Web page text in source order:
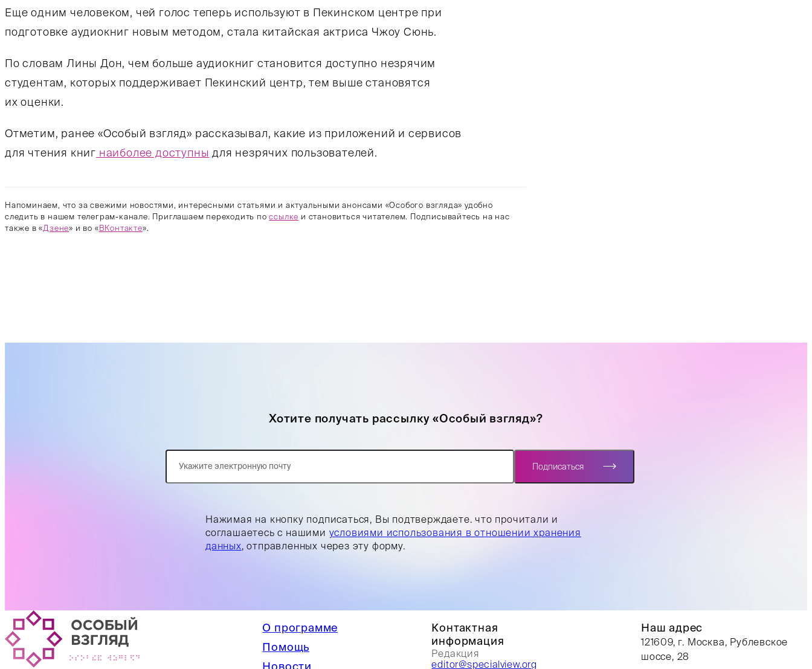
Еще одним человеком, чей голос теперь используют в Пекинском центре при
подготовке аудиокниг новым методом, стала китайская актриса Чжоу Сюнь.
По словам Лины Дон, чем больше аудиокниг становится доступно незрячим
студентам, которых поддерживает Пекинский центр, тем выше становятся
их оценки.
Отметим, ранее «Особый взгляд» рассказывал, какие из приложений и сервисов
для чтения книг наиболее доступны для незрячих пользователей.
Напоминаем, что за свежими новостями, интересными статьями и актуальными анонсами «Особого взгляда» удобно
следить в нашем телеграм-канале. Приглашаем переходить поссылке и становиться читателем. Подписывайтесь на нас
также в «Дзене» и во « ВКонтакте».
Хотите получать рассылку «Особый взгляд»?
Нажимая на кнопку подписаться, Вы подтверждаете. что прочитали и
соглашаетесь с нашими условиями использования в отношении хранения
данных , отправленных через эту форму.
Подписаться
О программе
Помощь
Новости
Контактная
информация
Редакция
editor@specialview.org
Наш адрес
121609, г. Москва, Рублевское
шоссе, 28